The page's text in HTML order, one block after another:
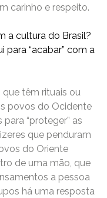
carinho e respeito.
a cultura do Brasil?
para “acabar” com a
que têm rituais ou
povos do Ocidente
“proteger” as
que penduram
do Oriente
de uma mão, que
a pessoa
há uma resposta